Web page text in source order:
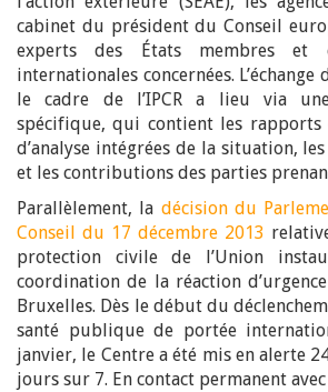
cabinet du président du Conseil
experts des États membres et
internationales concernées. L’échange
le cadre de l’IPCR a lieu via
spécifique, qui contient les rapports
d’analyse intégrées de la situation,
et les contributions des parties
Parallèlement, la décision du
Conseil du 17 décembre 2013
protection civile de l’Union
coordination de la réaction
Bruxelles. Dès le début du
santé publique de portée
janvier, le Centre a été mis en alerte
jours sur 7. En contact permanent